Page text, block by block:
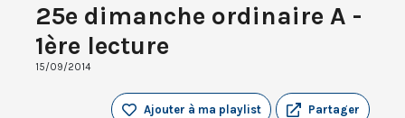
25e dimanche ordinaire A -
1ère lecture
15/09/2014
Partager
Ajouter à ma playlist